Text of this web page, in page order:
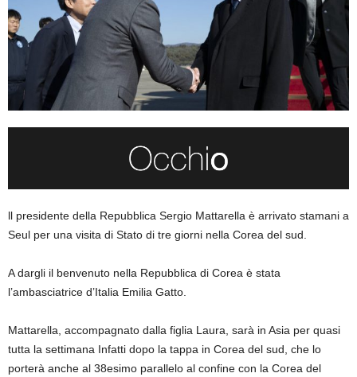
ll presidente della Repubblica Sergio Mattarella è arrivato stamani a
Seul per una visita di Stato di tre giorni nella Corea del sud.
A dargli il benvenuto nella Repubblica di Corea è stata
l’ambasciatrice d’Italia Emilia Gatto.
Mattarella, accompagnato dalla figlia Laura, sarà in Asia per quasi
tutta la settimana Infatti dopo la tappa in Corea del sud, che lo
porterà anche al 38esimo parallelo al confine con la Corea del